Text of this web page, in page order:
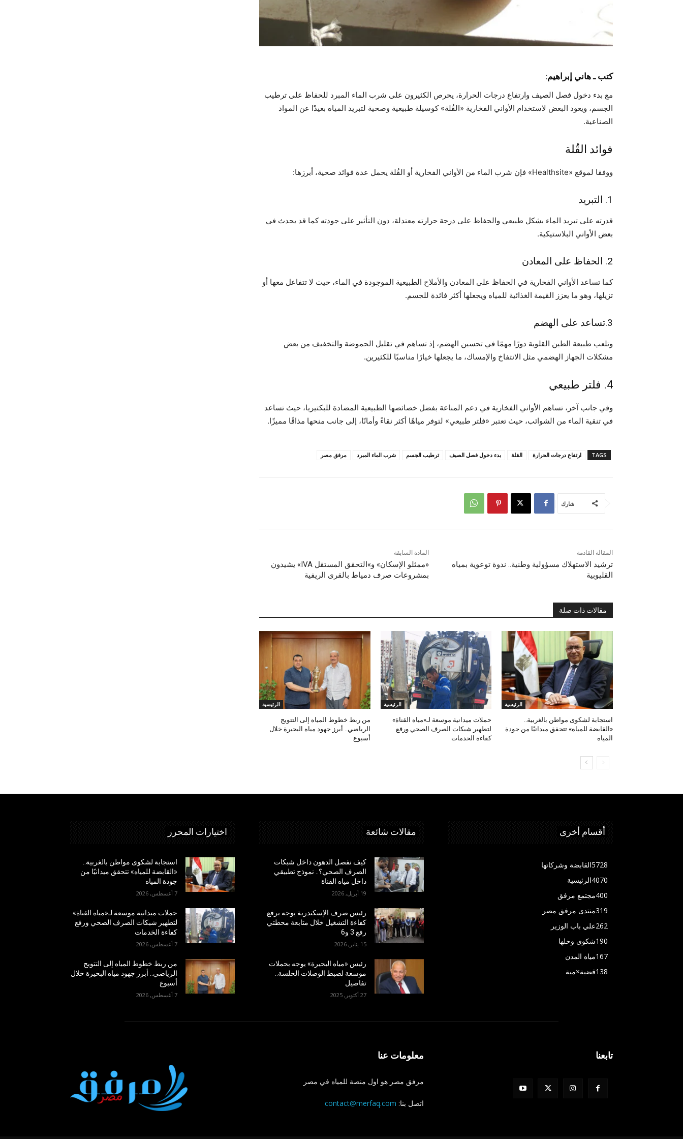
كتب ـ هاني إبراهيم:
مع بدء دخول فصل الصيف وارتفاع درجات الحرارة، يحرص الكثيرون على شرب الماء المبرد للحفاظ على ترطيب
الجسم، ويعود البعض لاستخدام الأواني الفخارية «القُلة» كوسيلة طبيعية وصحية لتبريد المياه بعيدًا عن المواد
الصناعية.
فوائد القُلة
ووفقا لموقع «Healthsite» فإن شرب الماء من الأواني الفخارية أو القُلة يحمل عدة فوائد صحية، أبرزها:
1. التبريد
قدرته على تبريد الماء بشكل طبيعي والحفاظ على درجة حرارته معتدلة، دون التأثير على جودته كما قد يحدث في
بعض الأواني البلاستيكية.
2. الحفاظ على المعادن
كما تساعد الأواني الفخارية في الحفاظ على المعادن والأملاح الطبيعية الموجودة في الماء، حيث لا تتفاعل معها أو
تزيلها، وهو ما يعزز القيمة الغذائية للمياه ويجعلها أكثر فائدة للجسم.
3.تساعد على الهضم
وتلعب طبيعة الطين القلوية دورًا مهمًا في تحسين الهضم، إذ تساهم في تقليل الحموضة والتخفيف من بعض
مشكلات الجهاز الهضمي مثل الانتفاخ والإمساك، ما يجعلها خيارًا مناسبًا للكثيرين.
4. فلتر طبيعي
وفي جانب آخر، تساهم الأواني الفخارية في دعم المناعة بفضل خصائصها الطبيعية المضادة للبكتيريا، حيث تساعد
في تنقية الماء من الشوائب، حيث تعتبر «فلتر طبيعي» لتوفر مياهًا أكثر نقاءً وأمانًا، إلى جانب منحها مذاقًا مميزًا.
TAGS ارتفاع درجات الحرارة القلة بدء دخول فصل الصيف ترطيب الجسم شرب الماء المبرد مرفق مصر
شارك
المادة السابقة
«ممثلو الإسكان» و»التحقق المستقل IVA» يشيدون
بمشروعات صرف دمياط بالقرى الريفية
المقالة القادمة
ترشيد الاستهلاك مسؤولية وطنية.. ندوة توعوية بمياه
القليوبية
مقالات ذات صلة
الرئيسية
استجابة لشكوى مواطن بالغربية..
«القابضة للمياه» تتحقق ميدانيًا من جودة
المياه
الرئيسية
حملات ميدانية موسعة لـ«مياه القناة»
لتطهير شبكات الصرف الصحي ورفع
كفاءة الخدمات
الرئيسية
من ربط خطوط المياه إلى التتويج
الرياضي.. أبرز جهود مياه البحيرة خلال
أسبوع
اختيارات المحرر
استجابة لشكوى مواطن بالغربية..
«القابضة للمياه» تتحقق ميدانيًا من
جودة المياه
7 أغسطس, 2026
حملات ميدانية موسعة لـ«مياه القناة»
لتطهير شبكات الصرف الصحي ورفع
كفاءة الخدمات
7 أغسطس, 2026
من ربط خطوط المياه إلى التتويج
الرياضي.. أبرز جهود مياه البحيرة خلال
أسبوع
7 أغسطس, 2026
مقالات شائعة
كيف نفصل الدهون داخل شبكات
الصرف الصحي؟.. نموذج تطبيقي
داخل مياه القناة
19 أبريل, 2026
رئيس صرف الإسكندرية يوجه برفع
كفاءة التشغيل خلال متابعة محطتي
رفع 3 و6
15 يناير, 2026
رئيس «مياه البحيرة» يوجه بحملات
موسعة لضبط الوصلات الخلسة..
تفاصيل
27 أكتوبر, 2025
أقسام أخرى
القابضة وشركاتها5728
الرئيسية4070
مجتمع مرفق400
منتدى مرفق مصر319
علي باب الوزير262
شكوى وحلها190
مياه المدن167
قضية×مية138
معلومات عنا
مرفق مصر هو اول منصة للمياه في مصر
اتصل بنا: contact@merfaq.com
تابعنا